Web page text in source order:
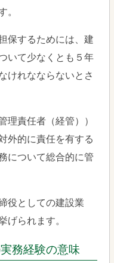
。
保するためには、建
いて少なくとも５年
けれなならないとさ
理責任者（経管））
外的に責任を有する
について総合的に管
役としての建設業
げられます。
務経験の意味